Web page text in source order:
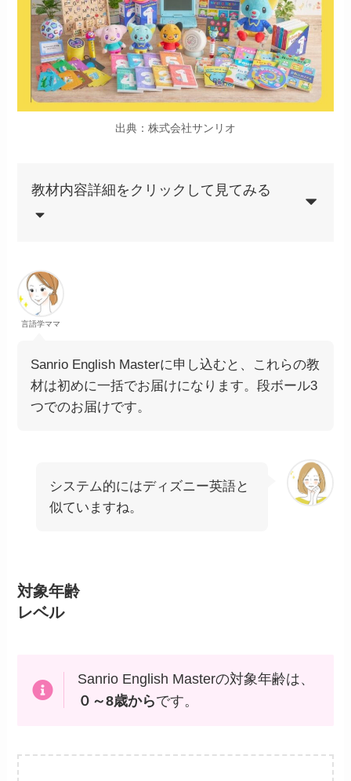
出典：株式会社サンリオ
教材内容詳細をクリックして見てみる
言語学ママ
Sanrio English Masterに申し込むと、これらの教
材は初めに一括でお届けになります。段ボール3
つでのお届けです。
システム的にはディズニー英語と
似ていますね。
対象年齢
レベル
Sanrio English Masterの対象年齢は、
０～8歳からです。